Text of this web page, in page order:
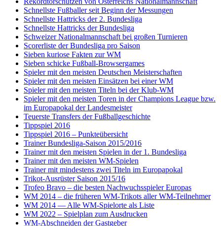
Schnellste Fußballer seit Beginn der Messungen
Schnellste Hattricks der 2. Bundesliga
Schnellste Hattricks der Bundesliga
Schweizer Nationalmannschaft bei großen Turnieren
Scorerliste der Bundesliga pro Saison
Sieben kuriose Fakten zur WM
Sieben schicke Fußball-Browsergames
Spieler mit den meisten Deutschen Meisterschaften
Spieler mit den meisten Einsätzen bei einer WM
Spieler mit den meisten Titeln bei der Klub-WM
Spieler mit den meisten Toren in der Champions League bzw.
im Europapokal der Landesmeister
Teuerste Transfers der Fußballgeschichte
Tippspiel 2016
Tippspiel 2016 – Punkteübersicht
Trainer Bundesliga-Saison 2015/2016
Trainer mit den meisten Spielen in der 1. Bundesliga
Trainer mit den meisten WM-Spielen
Trainer mit mindestens zwei Titeln im Europapokal
Trikot-Ausrüster Saison 2015/16
Trofeo Bravo – die besten Nachwuchsspieler Europas
WM 2014 – die früheren WM-Trikots aller WM-Teilnehmer
WM 2014 — Alle WM-Spielorte als Liste
WM 2022 – Spielplan zum Ausdrucken
WM-Abschneiden der Gastgeber